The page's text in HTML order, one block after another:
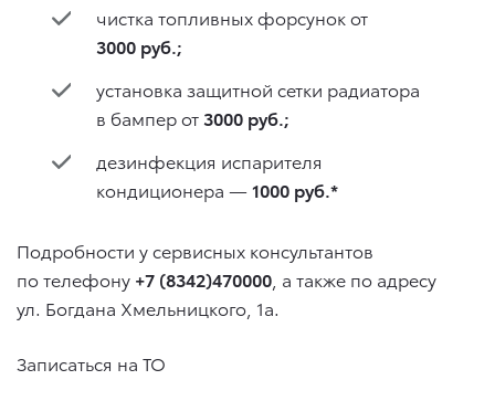
чистка топливных форсунок от
3000 руб.;
установка защитной сетки радиатора
в бампер от3000 руб.;
дезинфекция испарителя
кондиционера —1000 руб.*
Подробности у сервисных консультантов
по телефону +7 (8342)470000 , а также по адресу
ул. Богдана Хмельницкого, 1а.
Записаться на ТО